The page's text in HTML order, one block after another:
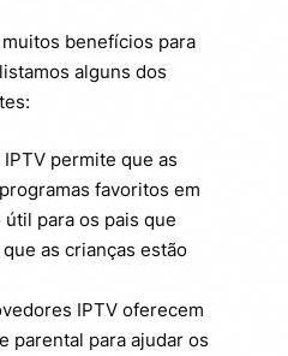
benefícios para
alguns dos
IPTV permite que as
favoritos em
para os pais que
as crianças estão
IPTV oferecem
parental para ajudar os